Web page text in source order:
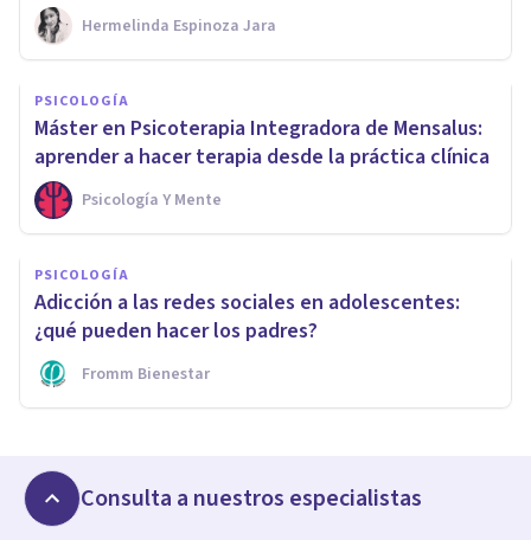
Hermelinda Espinoza Jara
PSICOLOGÍA
Máster en Psicoterapia Integradora de Mensalus:
aprender a hacer terapia desde la práctica clínica
Psicología Y Mente
PSICOLOGÍA
Adicción a las redes sociales en adolescentes:
¿qué pueden hacer los padres?
Fromm Bienestar
Consulta a nuestros especialistas